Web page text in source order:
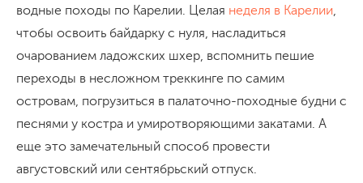
водные походы по Карелии. Целая неделя в Карелии,
чтобы освоить байдарку с нуля, насладиться
очарованием ладожских шхер, вспомнить пешие
переходы в несложном треккинге по самим
островам, погрузиться в палаточно-походные будни с
песнями у костра и умиротворяющими закатами. А
еще это замечательный способ провести
августовский или сентябрьский отпуск.